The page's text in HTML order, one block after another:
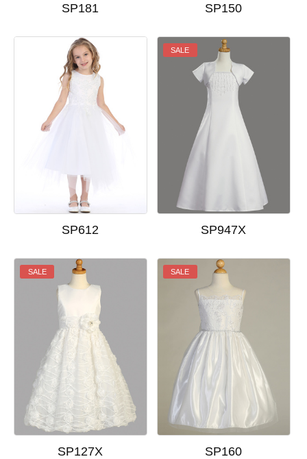
SP181 SP150
SP612
SALE
SP947X
SALE
SP127X
SALE
SP160